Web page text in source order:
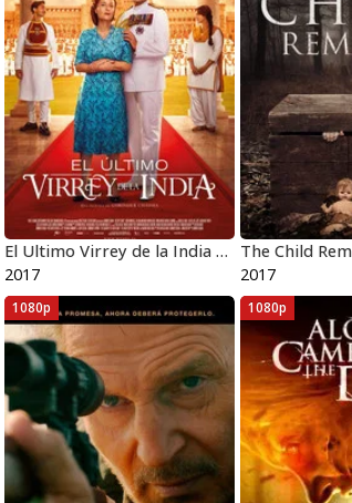
El Ultimo Virrey de la India Pelicula Completa HD 1080p [MEGA] [LATINO] 2017
2017
The Child
2017
1080p 1080p